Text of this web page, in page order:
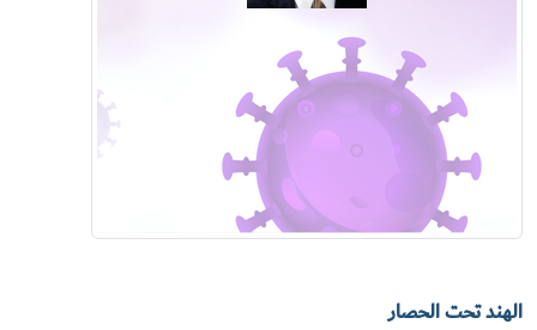
الهند تحت الحصار